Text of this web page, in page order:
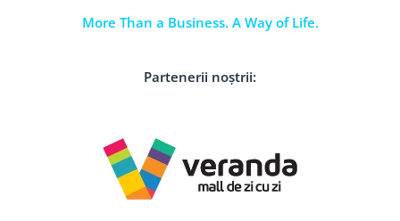
More Than a Business. A Way of Life.
Partenerii noștrii: